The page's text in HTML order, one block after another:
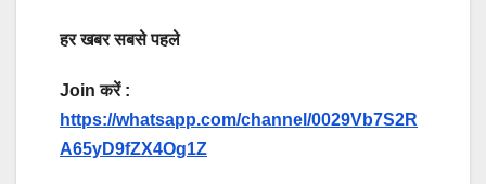
हर खबर सबसे पहले
Join करें :
https://whatsapp.com/channel/0029Vb7S2R
A65yD9fZX4Og1Z